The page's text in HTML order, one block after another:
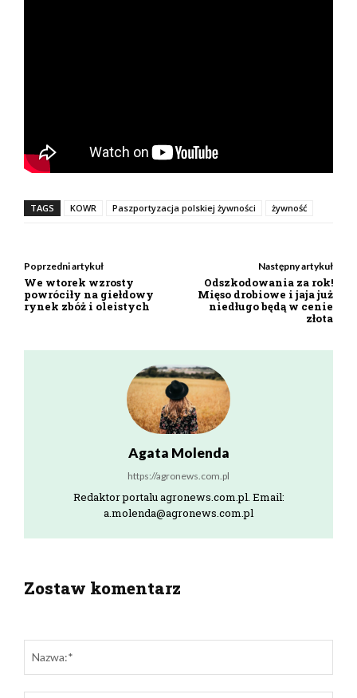
TAGS KOWR Paszportyzacja polskiej żywności żywność
Poprzedni artykuł
We wtorek wzrosty
powróciły na giełdowy
rynek zbóż i oleistych
Następny artykuł
Odszkodowania za rok!
Mięso drobiowe i jaja już
niedługo będą w cenie
złota
Agata Molenda
https://agronews.com.pl
Redaktor portalu agronews.com.pl. Email:
a.molenda@agronews.com.pl
Zostaw komentarz